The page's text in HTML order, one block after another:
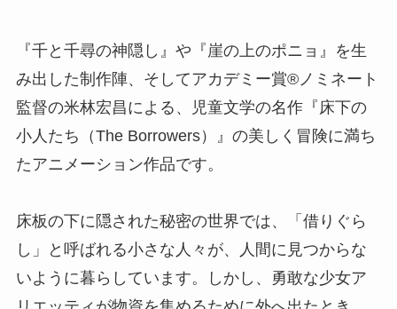
『千と千尋の神隠し』や『崖の上のポニョ』を生
み出した制作陣、そしてアカデミー賞®ノミネート
監督の米林宏昌による、児童文学の名作『床下の
小人たち（The Borrowers）』の美しく冒険に満ち
たアニメーション作品です。
床板の下に隠された秘密の世界では、「借りぐら
し」と呼ばれる小さな人々が、人間に見つからな
いように暮らしています。しかし、勇敢な少女ア